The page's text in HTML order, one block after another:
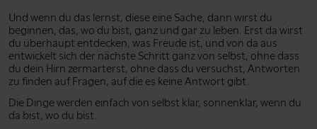
Und wenn du das lernst, diese eine Sache, dann wirst du
beginnen, das, wo du bist, ganz und gar zu leben. Erst da wirst
du überhaupt entdecken, was Freude ist, und von da aus
entwickelt sich der nächste Schritt ganz von selbst, ohne dass
du dein Hirn zermarterst, ohne dass du versuchst, Antworten
zu finden auf Fragen, auf die es keine Antwort gibt.
Die Dinge werden einfach von selbst klar, sonnenklar, wenn du
da bist, wo du bist.